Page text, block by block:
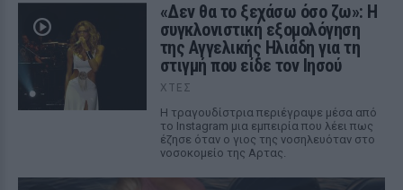
«Δεν θα το ξεχάσω όσο ζω»: Η
συγκλονιστική εξομολόγηση
της Αγγελικής Ηλιάδη για τη
στιγμή που είδε τον Ιησού
ΧΤΕΣ
Η τραγουδίστρια περιέγραψε μέσα από
το Instagram μια εμπειρία που λέει πως
έζησε όταν ο γιος της νοσηλευόταν στο
νοσοκομείο της Αρτας.